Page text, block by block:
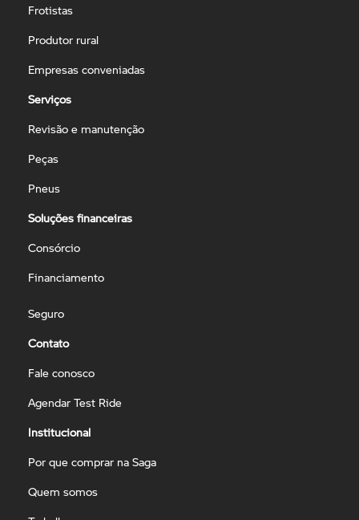
Frotistas
Produtor rural
Empresas conveniadas
Serviços
Revisão e manutenção
Peças
Pneus
Soluções financeiras
Consórcio
Financiamento
Seguro
Contato
Fale conosco
Agendar Test Ride
Institucional
Por que comprar na Saga
Quem somos